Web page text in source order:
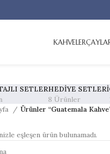
KAHVELER
SETLERHEDIYE SETLERI
8 Ürünler
Ürünler “Guatemala
eşleşen ürün bulunamadı.